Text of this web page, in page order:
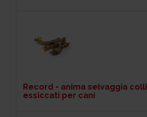
Record - anima selvaggia
essiccati per cani